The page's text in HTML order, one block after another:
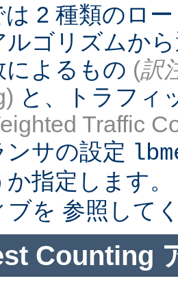
は 2 種類のロ
ルゴリズムか
によるもの (訳
と、トラフィ
Traffic
サの設定
か指定します
ブを 参照して
Counting